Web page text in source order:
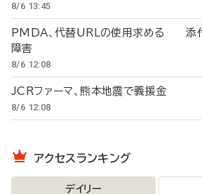
8/6 13:45
PMDA、代替URLの使用求める 添付
障害
8/6 12:08
JCRファーマ、熊本地震で義援金
8/6 12:08
アクセスランキング
デイリー